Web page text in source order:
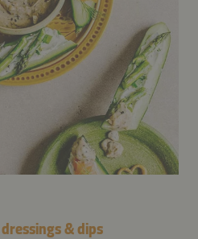
& dips